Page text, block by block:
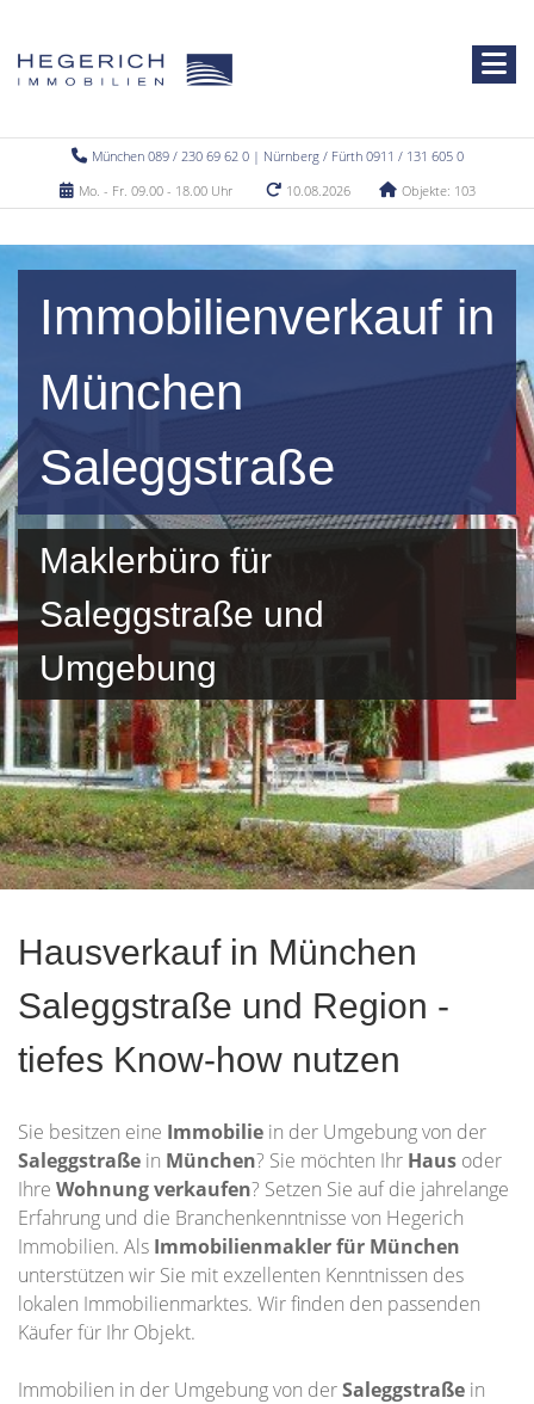
München 089 / 230 69 62 0 | Nürnberg / Fürth 0911 / 131 605 0
Mo. - Fr. 09.00 - 18.00 Uhr
10.08.2026 Objekte: 103
Immobilienverkauf in
München
Saleggstraße
Maklerbüro für
Saleggstraße und
Umgebung
Hausverkauf in München
Saleggstraße und Region -
tiefes Know-how nutzen
Sie besitzen eine Immobilie in der Umgebung von der
Saleggstraße in München? Sie möchten Ihr Haus oder
Ihre Wohnungverkaufen? Setzen Sie auf die jahrelange
Erfahrung und die Branchenkenntnisse von Hegerich
Immobilien. Als Immobilienmakler für München
unterstützen wir Sie mit exzellenten Kenntnissen des
lokalen Immobilienmarktes. Wir finden den passenden
Käufer für Ihr Objekt.
Immobilien in der Umgebung von derSaleggstraße in